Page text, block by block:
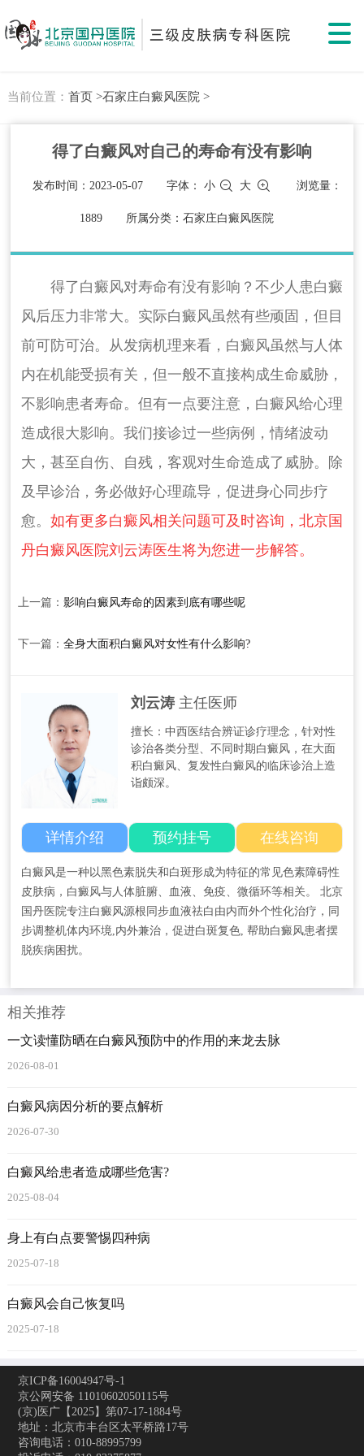
当前位置： 首页 >石家庄白癜风医院 >
得了白癜风对自己的寿命有没有影响
发布时间：2023-05-07 字体：小 大 浏览量：
1889 所属分类：石家庄白癜风医院
得了白癜风对寿命有没有影响？不少人患白癜
风后压力非常大。实际白癜风虽然有些顽固，但目
前可防可治。从发病机理来看，白癜风虽然与人体
内在机能受损有关，但一般不直接构成生命威胁，
不影响患者寿命。但有一点要注意，白癜风给心理
造成很大影响。我们接诊过一些病例，情绪波动
大，甚至自伤、自残，客观对生命造成了威胁。除
及早诊治，务必做好心理疏导，促进身心同步疗
愈。 如有更多白癜风相关问题可及时咨询，北京国
丹白癜风医院刘云涛医生将为您进一步解答。
上一篇： 影响白癜风寿命的因素到底有哪些呢
下一篇： 全身大面积白癜风对女性有什么影响?
刘云涛 主任医师
擅长：中西医结合辨证诊疗理念，针对性
诊治各类分型、不同时期白癜风，在大面
积白癜风、复发性白癜风的临床诊治上造
诣颇深。
详情介绍 预约挂号 在线咨询
白癜风是一种以黑色素脱失和白斑形成为特征的常见色素障碍性
皮肤病，白癜风与人体脏腑、血液、免疫、微循环等相关。 北京
国丹医院专注白癜风源根同步血液祛白由内而外个性化治疗，同
步调整机体内环境,内外兼治，促进白斑复色, 帮助白癜风患者摆
脱疾病困扰。
相关推荐
一文读懂防晒在白癜风预防中的作用的来龙去脉
2026-08-01
白癜风病因分析的要点解析
2026-07-30
白癜风给患者造成哪些危害?
2025-08-04
身上有白点要警惕四种病
2025-07-18
白癜风会自己恢复吗
2025-07-18
京ICP备16004947号-1
京公网安备 11010602050115号
(京)医广【2025】第07-17-1884号
地址：北京市丰台区太平桥路17号
咨询电话：010-88995799